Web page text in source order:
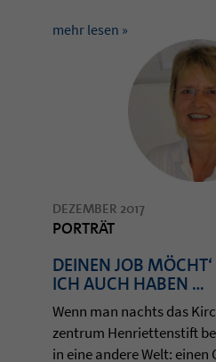
mehr lesen »
DEZEMBER 2017
PORTRÄT
DEINEN JOB MÖCHT‘
ICH AUCH HABEN …
Wenn man nachts das
zen­trum Hen­ri­et­ten­stift
in eine andere Welt: einen